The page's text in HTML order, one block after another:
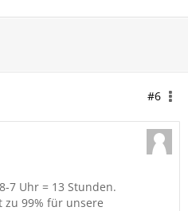
#6
7 Uhr = 13 Stunden.
zu 99% für unsere